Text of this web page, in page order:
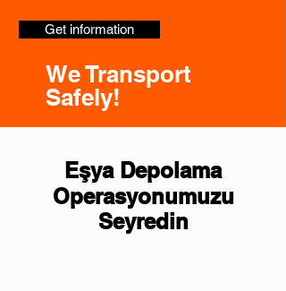
Get information
We Transport
Safely!
Eşya Depolama
Operasyonumuzu
Seyredin